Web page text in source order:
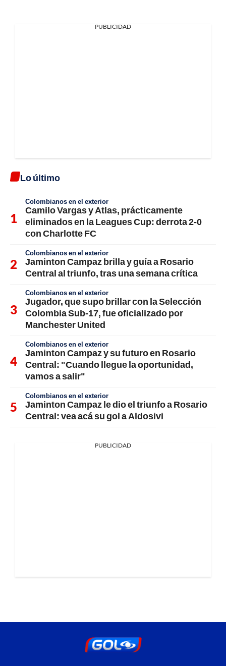
PUBLICIDAD
Lo último
Colombianos en el exterior
Camilo Vargas y Atlas, prácticamente
eliminados en la Leagues Cup: derrota 2-0
con Charlotte FC
Colombianos en el exterior
Jaminton Campaz brilla y guía a Rosario
Central al triunfo, tras una semana crítica
Colombianos en el exterior
Jugador, que supo brillar con la Selección
Colombia Sub-17, fue oficializado por
Manchester United
Colombianos en el exterior
Jaminton Campaz y su futuro en Rosario
Central: "Cuando llegue la oportunidad,
vamos a salir"
Colombianos en el exterior
Jaminton Campaz le dio el triunfo a Rosario
Central: vea acá su gol a Aldosivi
PUBLICIDAD